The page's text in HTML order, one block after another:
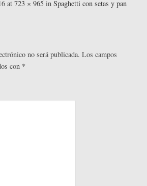
rti
ail er m
r
at 723 × 965 in Spaghetti con setas y pan
no será publicada. Los campos
con *